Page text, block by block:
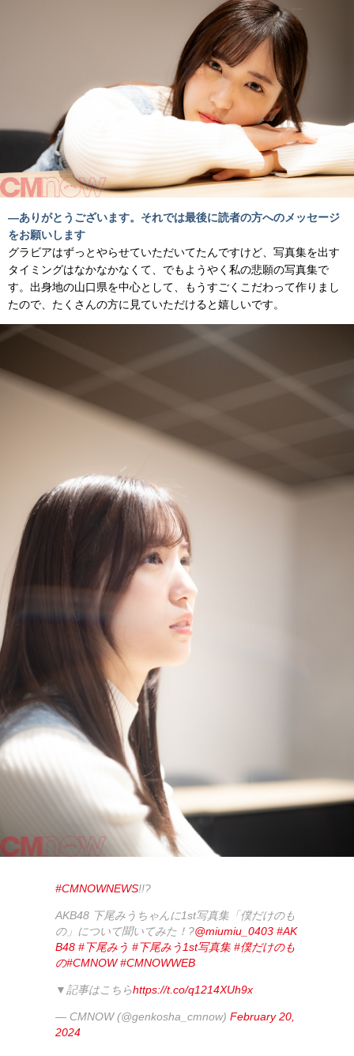
―ありがとうございます。それでは最後に読者の方へのメッセージ
をお願いします
グラビアはずっとやらせていただいてたんですけど、写真集を出す
タイミングはなかなかなくて、でもようやく私の悲願の写真集で
す。出身地の山口県を中心として、もうすごくこだわって作りまし
たので、たくさんの方に見ていただけると嬉しいです。
#CMNOWNEWS!!?
AKB48 下尾みうちゃんに1st写真集「僕だけのも
の」について聞いてみた！?@miumiu_0403 #AK
B48 #下尾みう #下尾みう1st写真集 #僕だけのも
の#CMNOW #CMNOWWEB
▼記事はこちらhttps://t.co/q1214XUh9x
— CMNOW (@genkosha_cmnow) February 20,
2024